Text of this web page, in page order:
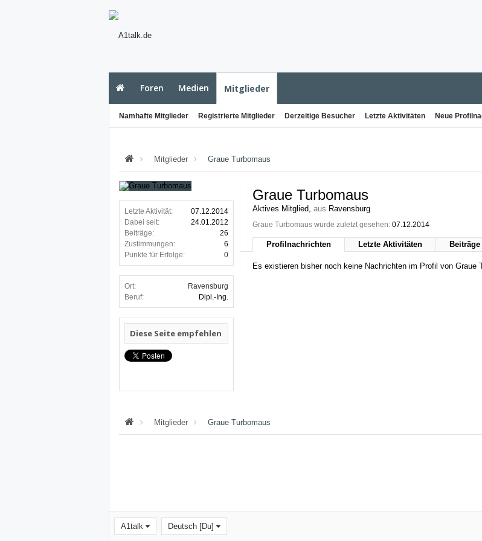
Foren Medien Mitglieder
Namhafte Mitglieder Registrierte Mitglieder Derzeitige Besucher Letzte Aktivitäten Neue
Mitglieder Graue Turbomaus
Letzte Aktivität:
07.12.2014
Dabei seit:
24.01.2012
Beiträge:
26
Zustimmungen:
6
Punkte für Erfolge:
0
Ort:
Ravensburg
Beruf:
Dipl.-Ing.
Diese Seite empfehlen
Graue Turbomaus
Aktives Mitglied, aus Ravensburg
Graue Turbomaus wurde zuletzt gesehen: 07.12.2014
Profilnachrichten Letzte Aktivitäten Beiträge
Es existieren bisher noch keine Nachrichten im Profil von Graue
Mitglieder Graue Turbomaus
A1talk Deutsch [Du]